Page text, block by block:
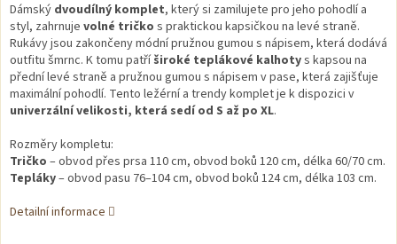
Dámský dvoudílný komplet, který si zamilujete pro jeho pohodlí a
styl, zahrnuje volné tričko s praktickou kapsičkou na levé straně.
Rukávy jsou zakončeny módní pružnou gumou s nápisem, která dodává
outfitu šmrnc. K tomu patříširoké teplákové kalhotys kapsou na
přední levé straně a pružnou gumou s nápisem v pase, která zajišťuje
maximální pohodlí. Tento ležérní a trendy komplet je k dispozici v
univerzální velikosti, která sedí od S až po XL.
Rozměry kompletu:
Tričko – obvod přes prsa 110 cm, obvod boků 120 cm, délka 60/70 cm.
Tepláky– obvod pasu 76–104 cm, obvod boků 124 cm, délka 103 cm.
Detailní informace